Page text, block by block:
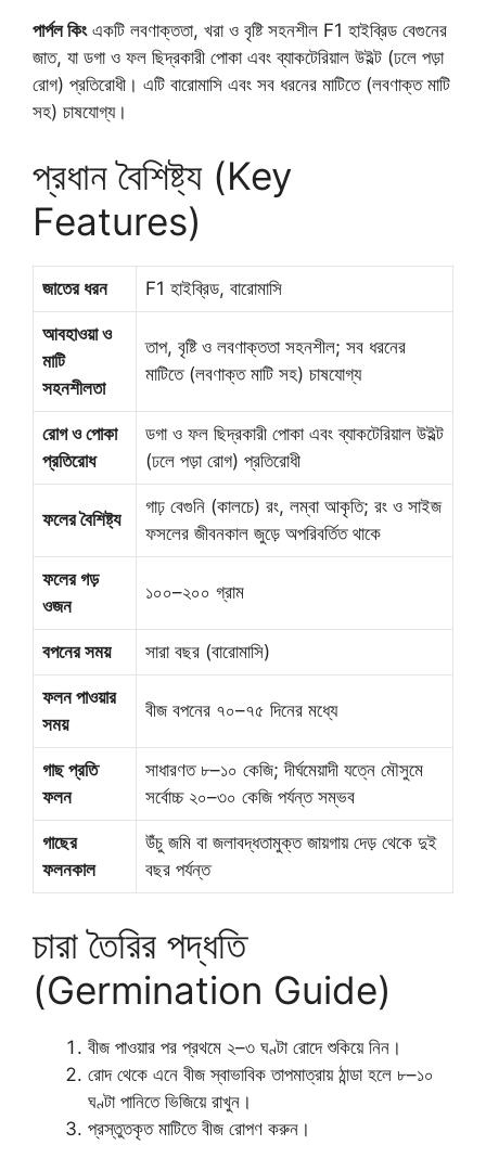
পার্পল কিংএকটি লবণাক্ততা, খরা ও বৃষ্টি সহনশীল F1 হাইব্রিড বেগুনের
জাত, যা ডগা ও ফল ছিদ্রকারী পোকা এবং ব্যাকটেরিয়াল উইল্ট (ঢলে পড়া
রোগ) প্রতিরোধী। এটি বারোমাসি এবং সব ধরনের মাটিতে (লবণাক্ত মাটি
সহ) চাষযোগ্য।
প্রধান বৈশিষ্ট্য (Key
Features)
জাতের ধরন F1 হাইব্রিড, বারোমাসি
আবহাওয়া ও
মাটি
সহনশীলতা
তাপ, বৃষ্টি ও লবণাক্ততা সহনশীল; সব ধরনের
মাটিতে (লবণাক্ত মাটি সহ) চাষযোগ্য
রোগ ও পোকা
প্রতিরোধ
ডগা ও ফল ছিদ্রকারী পোকা এবং ব্যাকটেরিয়াল উইল্ট
(ঢলে পড়া রোগ) প্রতিরোধী
ফলের বৈশিষ্ট্য
গাঢ় বেগুনি (কালচে) রং, লম্বা আকৃতি; রং ও সাইজ
ফসলের জীবনকাল জুড়ে অপরিবর্তিত থাকে
ফলের গড়
ওজন
১০০–২০০ গ্রাম
বপনের সময় সারা বছর (বারোমাসি)
ফলন পাওয়ার
সময়
বীজ বপনের ৭০–৭৫ দিনের মধ্যে
গাছ প্রতি
ফলন
সাধারণত ৮–১০ কেজি; দীর্ঘমেয়াদী যত্নে মৌসুমে
সর্বোচ্চ ২০–৩০ কেজি পর্যন্ত সম্ভব
গাছের
ফলনকাল
উঁচু জমি বা জলাবদ্ধতামুক্ত জায়গায় দেড় থেকে দুই
বছর পর্যন্ত
চারা তৈরির পদ্ধতি
(Germination Guide)
বীজ পাওয়ার পর প্রথমে ২–৩ ঘণ্টা রোদে শুকিয়ে নিন।
রোদ থেকে এনে বীজ স্বাভাবিক তাপমাত্রায় ঠান্ডা হলে ৮–১০
ঘণ্টা পানিতে ভিজিয়ে রাখুন।
প্রস্তুতকৃত মাটিতে বীজ রোপণ করুন।